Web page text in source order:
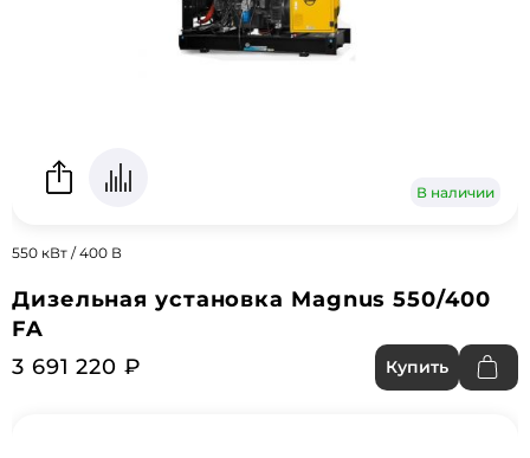
В наличии
550 кВт / 400 В
Дизельная установка Magnus 550/400
FA
3 691 220 ₽
Купить